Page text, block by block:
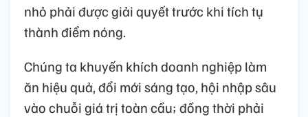
nhỏ phải được giải quyết trước khi tích tụ
thành điểm nóng.
Chúng ta khuyến khích doanh nghiệp làm
ăn hiệu quả, đổi mới sáng tạo, hội nhập sâu
vào chuỗi giá trị toàn cầu; đồng thời phải